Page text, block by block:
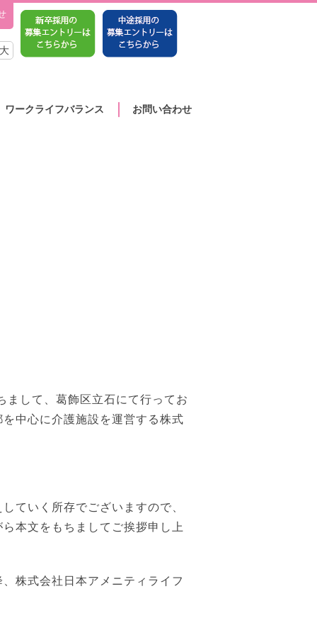
大
ワークライフバランス お問い合わせ
まして、葛飾区立石にて行ってお
中心に介護施設を運営する株式
ていく所存でございますので、
本文をもちましてご挨拶申し上
株式会社日本アメニティライフ